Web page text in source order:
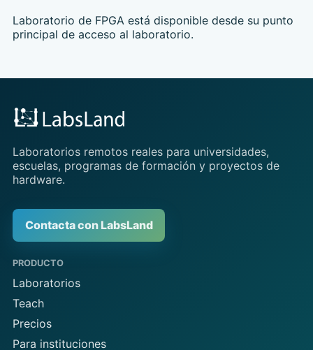
Laboratorio de FPGA está disponible desde su punto
principal de acceso al laboratorio.
Laboratorios remotos reales para universidades,
escuelas, programas de formación y proyectos de
hardware.
Contacta con LabsLand
PRODUCTO
Laboratorios
Teach
Precios
Para instituciones